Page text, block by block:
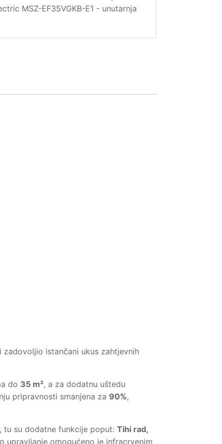
MSZ-EF35VGKB-E1 - unutarnja
istančani ukus zahtjevnih
do 35 m², a za dodatnu uštedu
pripravnosti smanjena za 90%,
tu su dodatne funkcije poput: Tihi rad,
upravljanje omogućeno je infracrvenim